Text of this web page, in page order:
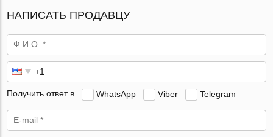
НАПИСАТЬ ПРОДАВЦУ
Получить ответ в WhatsApp Viber Telegram